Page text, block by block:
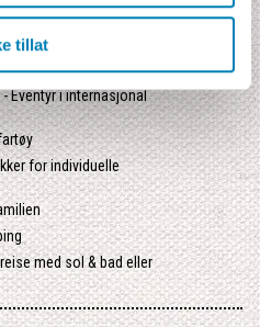
tillat
guide
- Eventyr i internasjonal
for individuelle
med sol & bad eller